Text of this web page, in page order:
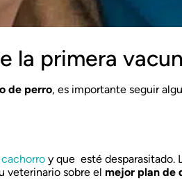
la primera
de perro, es importante seguir
y que esté desparasitado.
veterinario sobre el mejor plan de